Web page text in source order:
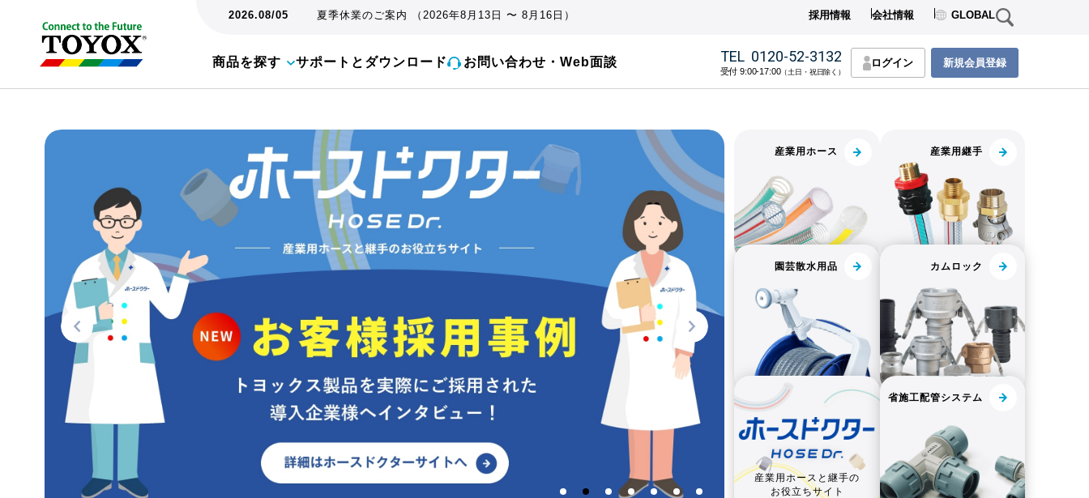
2026.08/05 夏季休業のご案内 （2026年8月13日 〜 8月16日） 採用情報 会社情報 GLOBAL
商品を探す サポートとダウンロード お問い合わせ・Web面談 TEL 0120-52-3132
受付 9:00-17:00（土日・祝日除く）
ログイン 新規会員登録
産業用ホース 産業用継手
園芸散水用品 カムロック
産業用ホースと継手の
お役立ちサイト
省施工配管システム